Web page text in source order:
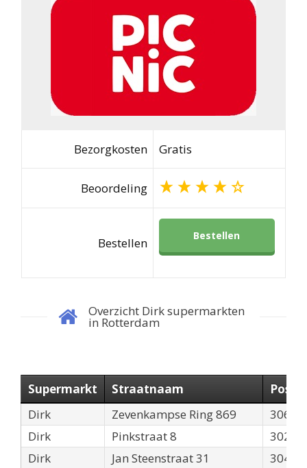
Bezorgkosten Gratis
Beoordeling
Bestellen Bestellen
Overzicht Dirk supermarkten
in Rotterdam
Supermarkt Straatnaam
Dirk
Zevenkampse Ring 869
Dirk
Pinkstraat 8
Dirk
Jan Steenstraat 31